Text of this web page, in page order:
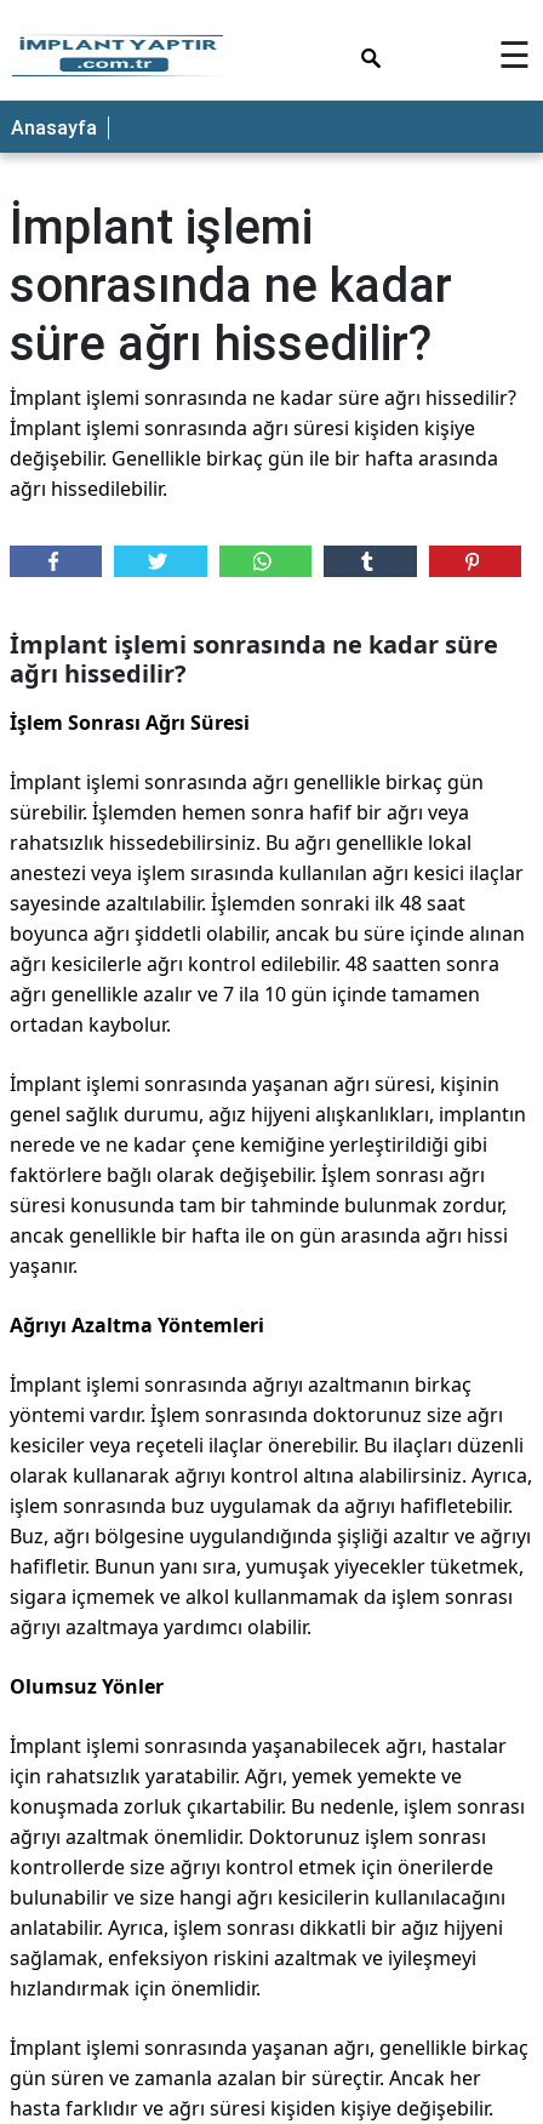
☰
Anasayfa
İmplant işlemi
sonrasında ne kadar
süre ağrı hissedilir?
İmplant işlemi sonrasında ne kadar süre ağrı hissedilir?
İmplant işlemi sonrasında ağrı süresi kişiden kişiye
değişebilir. Genellikle birkaç gün ile bir hafta arasında
ağrı hissedilebilir.
İmplant işlemi sonrasında ne kadar süre
ağrı hissedilir?
İşlem Sonrası Ağrı Süresi
İmplant işlemi sonrasında ağrı genellikle birkaç gün
sürebilir. İşlemden hemen sonra hafif bir ağrı veya
rahatsızlık hissedebilirsiniz. Bu ağrı genellikle lokal
anestezi veya işlem sırasında kullanılan ağrı kesici ilaçlar
sayesinde azaltılabilir. İşlemden sonraki ilk 48 saat
boyunca ağrı şiddetli olabilir, ancak bu süre içinde alınan
ağrı kesicilerle ağrı kontrol edilebilir. 48 saatten sonra
ağrı genellikle azalır ve 7 ila 10 gün içinde tamamen
ortadan kaybolur.
İmplant işlemi sonrasında yaşanan ağrı süresi, kişinin
genel sağlık durumu, ağız hijyeni alışkanlıkları, implantın
nerede ve ne kadar çene kemiğine yerleştirildiği gibi
faktörlere bağlı olarak değişebilir. İşlem sonrası ağrı
süresi konusunda tam bir tahminde bulunmak zordur,
ancak genellikle bir hafta ile on gün arasında ağrı hissi
yaşanır.
Ağrıyı Azaltma Yöntemleri
İmplant işlemi sonrasında ağrıyı azaltmanın birkaç
yöntemi vardır. İşlem sonrasında doktorunuz size ağrı
kesiciler veya reçeteli ilaçlar önerebilir. Bu ilaçları düzenli
olarak kullanarak ağrıyı kontrol altına alabilirsiniz. Ayrıca,
işlem sonrasında buz uygulamak da ağrıyı hafifletebilir.
Buz, ağrı bölgesine uygulandığında şişliği azaltır ve ağrıyı
hafifletir. Bunun yanı sıra, yumuşak yiyecekler tüketmek,
sigara içmemek ve alkol kullanmamak da işlem sonrası
ağrıyı azaltmaya yardımcı olabilir.
Olumsuz Yönler
İmplant işlemi sonrasında yaşanabilecek ağrı, hastalar
için rahatsızlık yaratabilir. Ağrı, yemek yemekte ve
konuşmada zorluk çıkartabilir. Bu nedenle, işlem sonrası
ağrıyı azaltmak önemlidir. Doktorunuz işlem sonrası
kontrollerde size ağrıyı kontrol etmek için önerilerde
bulunabilir ve size hangi ağrı kesicilerin kullanılacağını
anlatabilir. Ayrıca, işlem sonrası dikkatli bir ağız hijyeni
sağlamak, enfeksiyon riskini azaltmak ve iyileşmeyi
hızlandırmak için önemlidir.
İmplant işlemi sonrasında yaşanan ağrı, genellikle birkaç
gün süren ve zamanla azalan bir süreçtir. Ancak her
hasta farklıdır ve ağrı süresi kişiden kişiye değişebilir.